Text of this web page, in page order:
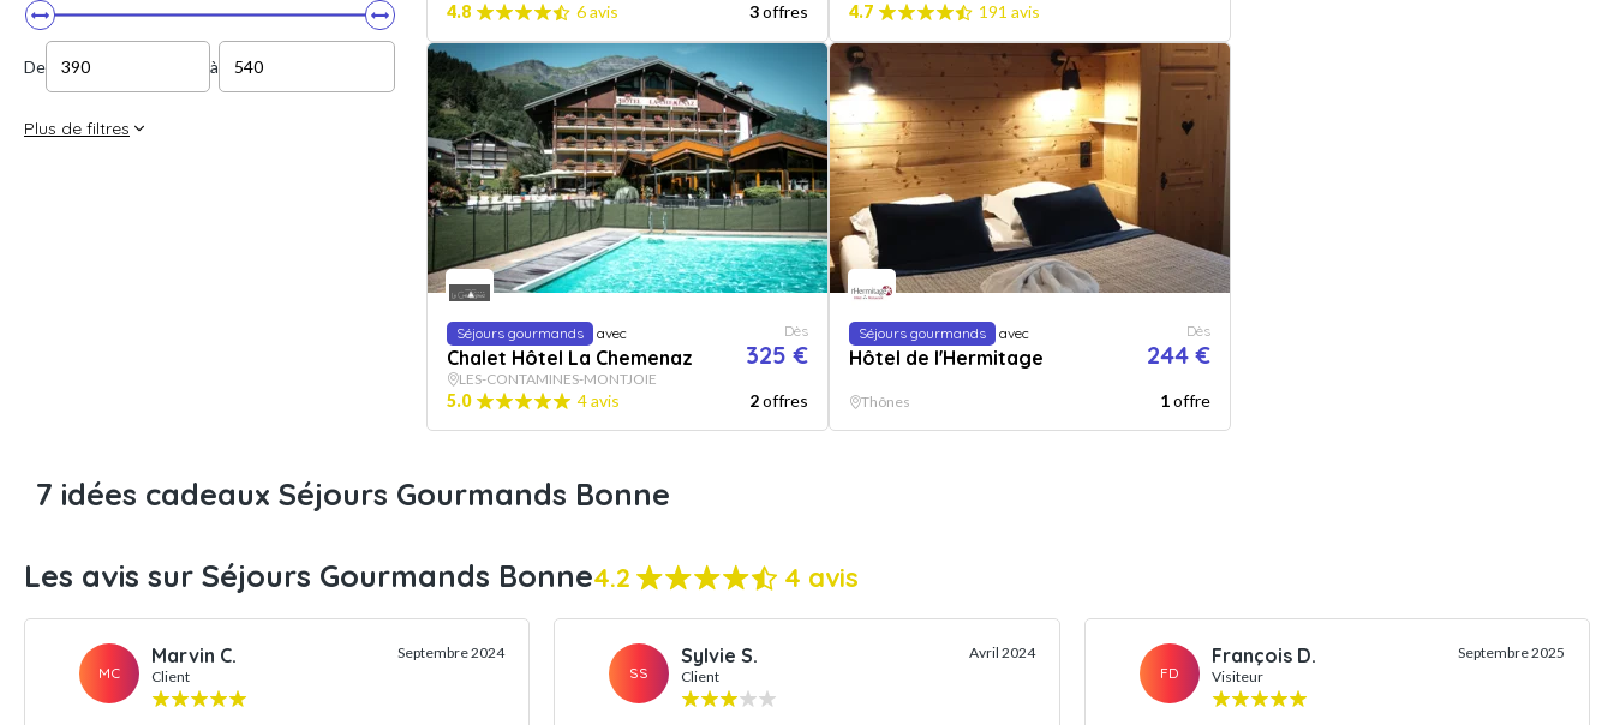
De à
Plus de filtres
4.8 6 avis 3offres
4.7
191 avis
Séjours gourmands avec
Chalet Hôtel La Chemenaz
Dès
325 €
LES-CONTAMINES-MONTJOIE
5.0 4 avis 2offres
Séjours gourmands avec
Hôtel de l'Hermitage
Dès
244 €
Thônes 1offre
7 idées cadeaux Séjours Gourmands Bonne
Les avis sur Séjours Gourmands Bonne4.2 4 avis
MC
Marvin C.
Client
Septembre 2024
SS
Sylvie S.
Client
Avril 2024
FD
François D.
Visiteur
Septembre 2025